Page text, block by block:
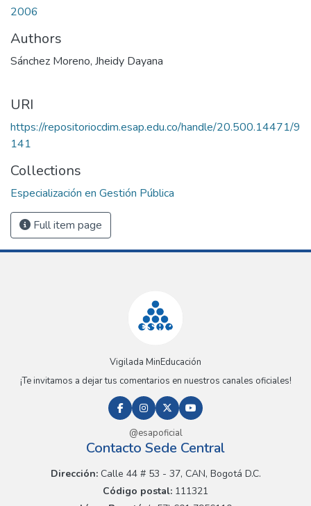
2006
Authors
Sánchez Moreno, Jheidy Dayana
URI
https://repositoriocdim.esap.edu.co/handle/20.500.14471/9
141
Collections
Especialización en Gestión Pública
Full item page
Vigilada MinEducación
¡Te invitamos a dejar tus comentarios en nuestros canales oficiales!
@esapoficial
Contacto Sede Central
Dirección:Calle 44 # 53 - 37, CAN, Bogotá D.C.
Código postal: 111321